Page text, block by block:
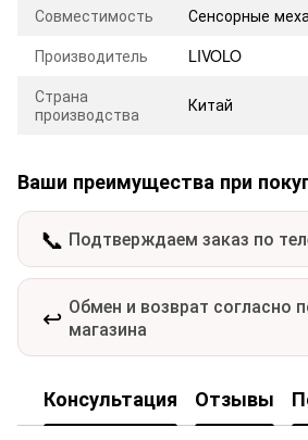
Совместимость
Сенсорные
Производитель
LIVOLO
Страна
производства
Китай
Ваши преимущества при
📞 Подтверждаем заказ по
↩️ Обмен и возврат согласно
магазина
Консультация Отзывы